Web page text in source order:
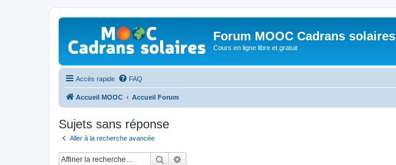
Forum MOOC Cadrans solaires
Cours en ligne libre et gratuit
Accès rapide FAQ
Accueil MOOC Accueil Forum
Sujets sans réponse
Aller à la recherche avancée
Rechercher